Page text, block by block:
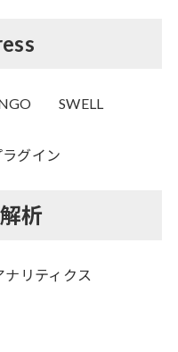
SWELL
ラグイン
析
リティクス